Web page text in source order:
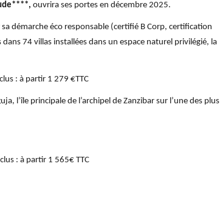
ouvrira ses portes en décembre 2025.
démarche éco responsable (certifié B Corp, certification
74 villas installées dans un espace naturel privilégié, la
: à partir 1 279 €TTC
l’île principale de l’archipel de Zanzibar sur l’une des plus
: à partir 1 565€ TTC